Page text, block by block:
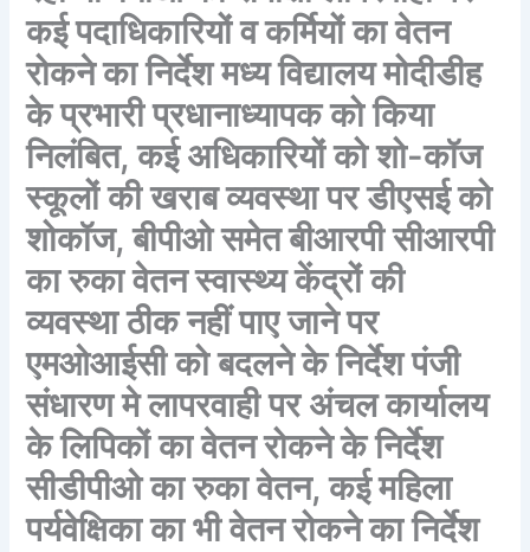
कई पदाधिकारियों व कर्मियों का वेतन
रोकने का निर्देश मध्य विद्यालय मोदीडीह
के प्रभारी प्रधानाध्यापक को किया
निलंबित, कई अधिकारियों को शो-कॉज
स्कूलों की खराब व्यवस्था पर डीएसई को
शोकॉज, बीपीओ समेत बीआरपी सीआरपी
का रुका वेतन स्वास्थ्य केंद्रों की
व्यवस्था ठीक नहीं पाए जाने पर
एमओआईसी को बदलने के निर्देश पंजी
संधारण मे लापरवाही पर अंचल कार्यालय
के लिपिकों का वेतन रोकने के निर्देश
सीडीपीओ का रुका वेतन, कई महिला
पर्यवेक्षिका का भी वेतन रोकने का निर्देश